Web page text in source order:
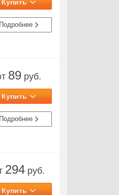
Купить
Подробнее
89 руб.
Купить
Подробнее
294руб.
Купить